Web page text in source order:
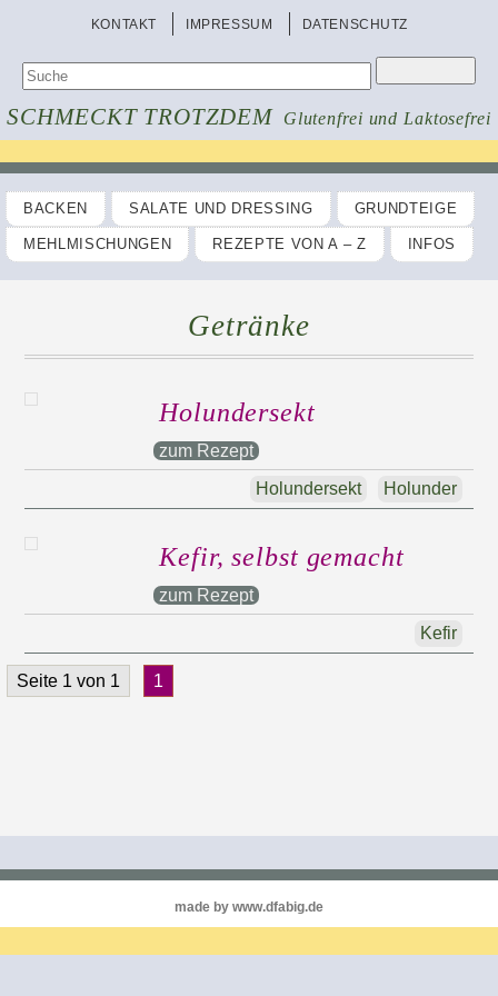
KONTAKT IMPRESSUM DATENSCHUTZ
SCHMECKT TROTZDEM Glutenfrei und Laktosefrei
BACKEN SALATE UND DRESSING GRUNDTEIGE
MEHLMISCHUNGEN REZEPTE VON A – Z INFOS
Getränke
Holundersekt
zum Rezept
Holunder
Holundersekt
Kefir, selbst gemacht
zum Rezept
Kefir
Seite 1 von 1 1
made by www.dfabig.de